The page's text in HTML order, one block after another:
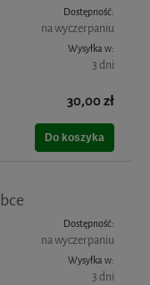
Dostępność:
na wyczerpaniu
Wysyłka w:
3 dni
30,00 zł
Do koszyka
Dostępność:
na wyczerpaniu
Wysyłka w:
3 dni